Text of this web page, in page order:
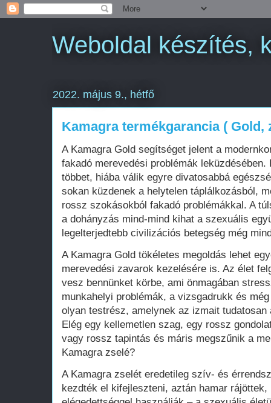
Weboldal készítés,
2022. május 9., hétfő
Kamagra termékgarancia ( Gold,
A Kamagra Gold segítséget jelent a
fakadó merevedési problémák
többet, hiába válik egyre divatosabbá
sokan küzdenek a helytelen táplálkozásból,
rossz szokásokból fakadó problémákkal. A
a dohányzás mind-mind kihat a szexuális
legelterjedtebb civilizációs betegség még
A Kamagra Gold tökéletes megoldás lehet
merevedési zavarok kezelésére is. Az élet
vesz bennünket körbe, ami önmagában
munkahelyi problémák, a vizsgadrukk és
olyan testrész, amelynek az izmait
Elég egy kellemetlen szag, egy rossz
vagy rossz tapintás és máris megszűnik a
Kamagra zselé?
A Kamagra zselét eredetileg szív- és
kezdték el kifejleszteni, aztán hamar